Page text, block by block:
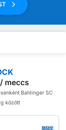
meccs
Bahlinger SC
között